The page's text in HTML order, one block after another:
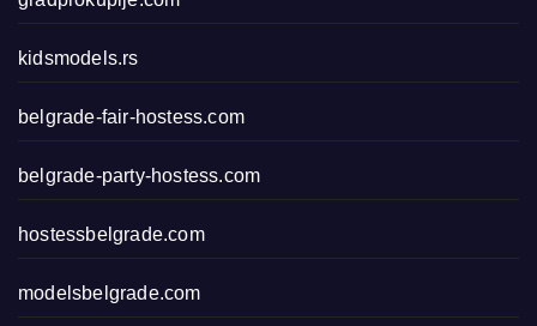
kidsmodels.rs
belgrade-fair-hostess.com
belgrade-party-hostess.com
hostessbelgrade.com
modelsbelgrade.com